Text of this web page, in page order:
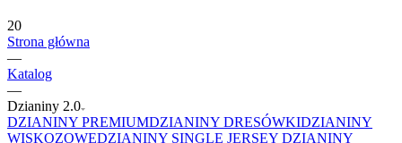
20
Strona główna
—
Katalog
—
Dzianiny 2.0
DZIANINY PREMIUMDZIANINY DRESÓWKIDZIANINY
WISKOZOWEDZIANINY SINGLE JERSEY DZIANINY